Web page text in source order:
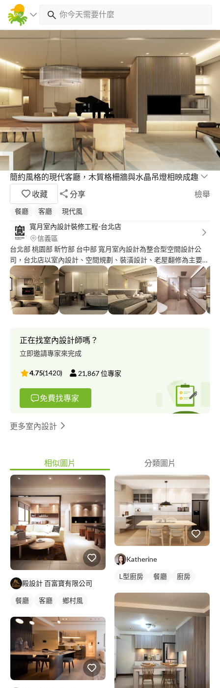
簡約風格的現代客廳，木質格柵牆與水晶吊燈相映成趣
收藏
分享 檢舉
餐廳 客廳
現代風
寬月室內設計裝修工程-台北店
信義區
台北部 桃園部 新竹部 台中部 寬月室內設計為整合型空間設計公
司，台北店以室內設計、空間規劃、裝潢設計、老屋翻修為主要業
務，官網及FB皆有作品集歡迎指教，實體店面位置自有工廠，系統
櫃工廠直營價格，遠離裝潢蟑螂。
正在找室內設計師嗎？
立即邀請專家來完成
4.75(1420) 21,867位專家
免費找專家
更多室內設計
相似圖片 分類圖片
殿設計 百富寶有限公司
餐廳 客廳 鄉村風
Katherine
L型廚房 餐廳 廚房